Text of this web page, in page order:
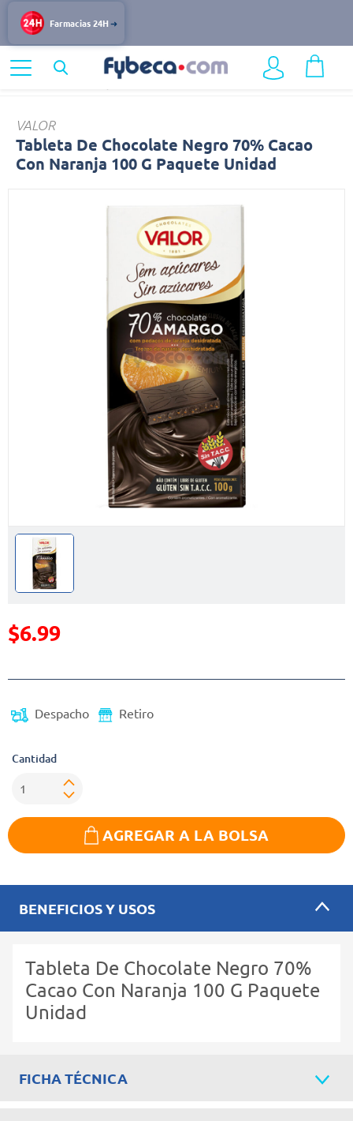
Farmacias 24H
Alimentos y Bebidas
VALOR
Tableta De Chocolate Negro 70% Cacao
Con Naranja 100 G Paquete Unidad
Precio reducido de
$6.99
Despacho Retiro
Cantidad
AGREGAR A LA BOLSA
BENEFICIOS Y USOS
Tableta De Chocolate Negro 70%
Cacao Con Naranja 100 G Paquete
Unidad
FICHA TÉCNICA